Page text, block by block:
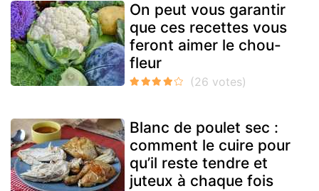
On peut vous garantir
que ces recettes vous
feront aimer le chou-
fleur
Blanc de poulet sec :
comment le cuire pour
qu’il reste tendre et
juteux à chaque fois